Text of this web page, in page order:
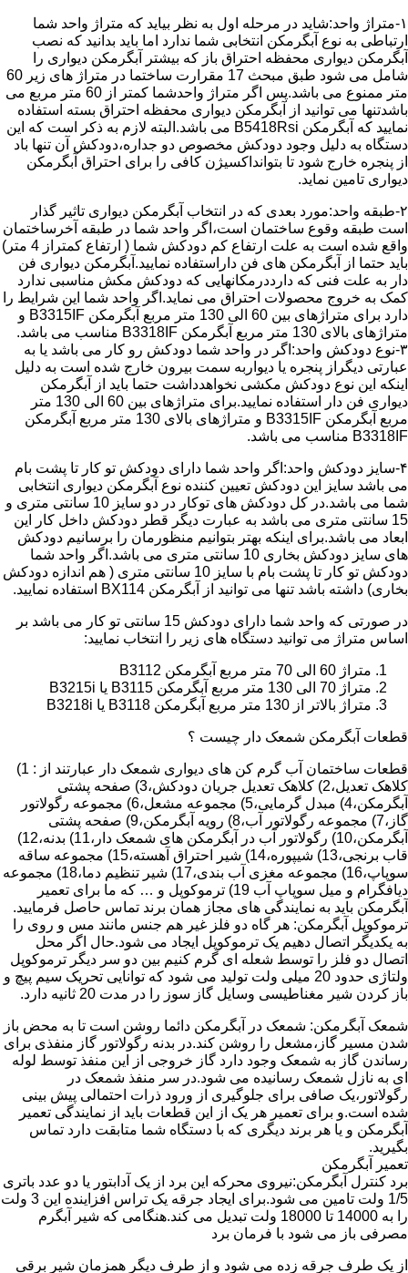
۱-متراژ واحد:شاید در مرحله اول به نظر بیاید که متراژ واحد شما
ارتباطی به نوع آبگرمکن انتخابی شما ندارد اما باید بدانید که نصب
آبگرمکن دیواری محفظه احتراق باز که بیشتر آبگرمکن دیواری را
شامل می شود طبق مبحث 17 مقرارت ساختما در متراژ های زیر 60
متر ممنوع می باشد.پس اگر متراژ واحدشما کمتر از 60 متر مربع می
باشدتنها می توانید از آبگرمکن دیواری محفظه احتراق بسته استفاده
نمایید که آبگرمکن B5418Rsi می باشد.البته لازم به ذکر است که این
دستگاه به دلیل وجود دودکش مخصوص دو جداره،دودکش آن تنها باد
از پنجره خارج شود تا بتوانداکسیژن کافی را برای احتراق آبگرمکن
دیواری تامین نماید.
۲-طبقه واحد:مورد بعدی که در انتخاب آبگرمکن دیواری تاثیر گذار
است طبقه وقوع ساختمان است،اگر واحد شما در طبقه آخرساختمان
واقع شده است به علت ارتفاع کم دودکش شما ( ارتفاع کمتراز 4 متر)
باید حتما از آبگرمکن های فن داراستفاده نمایید.آبگرمکن دیواری فن
دار به علت فنی که دارددرمکانهایی که دودکش مکش مناسبی ندارد
کمک به خروج محصولات احتراق می نماید.اگر واحد شما این شرایط را
دارد برای متراژهای بین 60 الی 130 متر مربع آبگرمکن B3315IF و
متراژهای بالای 130 متر مربع آبگرمکن B3318IF مناسب می باشد.
۳-نوع دودکش واحد:اگر در واحد شما دودکش رو کار می باشد یا به
عبارتی دیگراز پنجره یا دیواربه سمت بیرون خارج شده است به دلیل
اینکه این نوع دودکش مکشی نخواهدداشت حتما باید از آبگرمکن
دیواری فن دار استفاده نمایید.برای متراژهای بین 60 الی 130 متر
مربع آبگرمکن B3315IF و متراژهای بالای 130 متر مربع آبگرمکن
B3318IF مناسب می باشد.
۴-سایز دودکش واحد:اگر واحد شما دارای دودکش تو کار تا پشت بام
می باشد سایز این دودکش تعیین کننده نوع آبگرمکن دیواری انتخابی
شما می باشد.در کل دودکش های توکار در دو سایز 10 سانتی متری و
15 سانتی متری می باشد به عبارت دیگر قطر دودکش داخل کار این
ابعاد می باشد.برای اینکه بهتر بتوانیم منظورمان را برسانیم دودکش
های سایز دودکش بخاری 10 سانتی متری می باشد.اگر واحد شما
دودکش تو کار تا پشت بام با سایز 10 سانتی متری ( هم اندازه دودکش
بخاری) داشته باشد تنها می توانید از آبگرمکن BX114 استفاده نمایید.
در صورتی که واحد شما دارای دودکش 15 سانتی تو کار می باشد بر
اساس متراژ می توانید دستگاه های زیر را انتخاب نمایید:
متراژ 60 الی 70 متر مربع آبگرمکن B3112
متراژ 70 الی 130 متر مربع آبگرمکن B3115 یا B3215i
متراژ بالاتر از 130 متر مربع آبگرمکن B3118 یا B3218i
قطعات آبگرمکن شمعک دار چیست ؟
قطعات ساختمان آب گرم کن های دیواری شمعک دار عبارتند از : 1)
کلاهک تعدیل،2) کلاهک تعدیل جریان دودکش،3) صفحه پشتی
آبگرمکن،4) مبدل گرمایی،5) مجموعه مشعل،6) مجموعه رگولاتور
گاز،7) مجموعه رگولاتور آب،8) رویه آبگرمکن،9) صفحه پشتی
آبگرمکن،10) رگولاتور آب در آبگرمکن های شمعک دار،11) بدنه،12)
قاب برنجی،13) شیپوره،14) شیر احتراق آهسته،15) مجموعه ساقه
سوپاپ،16) مجموعه مغزی آب بندی،17) شیر تنظیم دما،18) مجموعه
دیافگرام و میل سوپاپ آب 19) ترموکوپل و … که ما برای تعمیر
آبگرمکن باید به نمایندگی های مجاز همان برند تماس حاصل فرمایید.
ترموکوپل آبگرمکن: هر گاه دو فلز غیر هم جنس مانند مس و روی را
به یکدیگر اتصال دهیم یک ترموکوپل ایجاد می شود.حال اگر محل
اتصال دو فلز را توسط شعله ای گرم کنیم بین دو سر دیگر ترموکوپل
ولتاژی حدود 20 میلی ولت تولید می شود که توانایی تحریک سیم پیچ و
باز کردن شیر مغناطیسی وسایل گاز سوز را در مدت 20 ثانیه دارد.
شمعک آبگرمکن: شمعک در آبگرمکن دائما روشن است تا به محض باز
شدن مسیر گاز،مشعل را روشن کند.در بدنه رگولاتور گاز منفذی برای
رساندن گاز به شمعک وجود دارد گاز خروجی از این منفذ توسط لوله
ای به نازل شمعک رسانیده می شود.در سر منفذ شمعک در
رگولاتور،یک صافی برای جلوگیری از ورود ذرات احتمالی پیش بینی
شده است.و برای تعمیر هر یک از این قطعات باید از نمایندگی تعمیر
آبگرمکن و یا هر برند دیگری که با دستگاه شما متابقت دارد تماس
بگیرید.
تعمیر آبگرمکن
برد کنترل آبگرمکن:نیروی محرکه این برد از یک آدابتور یا دو عدد باتری
1/5 ولت تامین می شود.برای ایجاد جرقه یک تراس افزاینده این 3 ولت
را به 14000 تا 18000 ولت تبدیل می کند.هنگامی که شیر آبگرم
مصرفی باز می شود با فرمان برد
از یک طرف جرقه زده می شود و از طرف دیگر همزمان شیر برقی